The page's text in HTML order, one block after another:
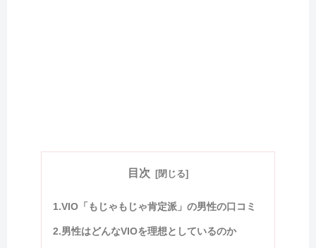
目次
1.VIO「もじゃもじゃ肯定派」の男性の口コミ
2.男性はどんなVIOを理想としているのか